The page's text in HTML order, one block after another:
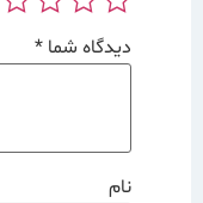
دیدگاه شما *
نام